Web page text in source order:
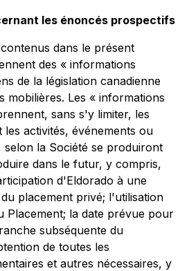
les énoncés prospectifs
dans le présent
des « informations
de la législation canadienne
mobilières. Les « informations
sans s'y limiter, les
activités, événements ou
selon la Société se produiront
dans le futur, y compris,
d'Eldorado à une
placement privé; l'utilisation
Placement; la date prévue pour
subséquente du
de toutes les
et autres nécessaires, y